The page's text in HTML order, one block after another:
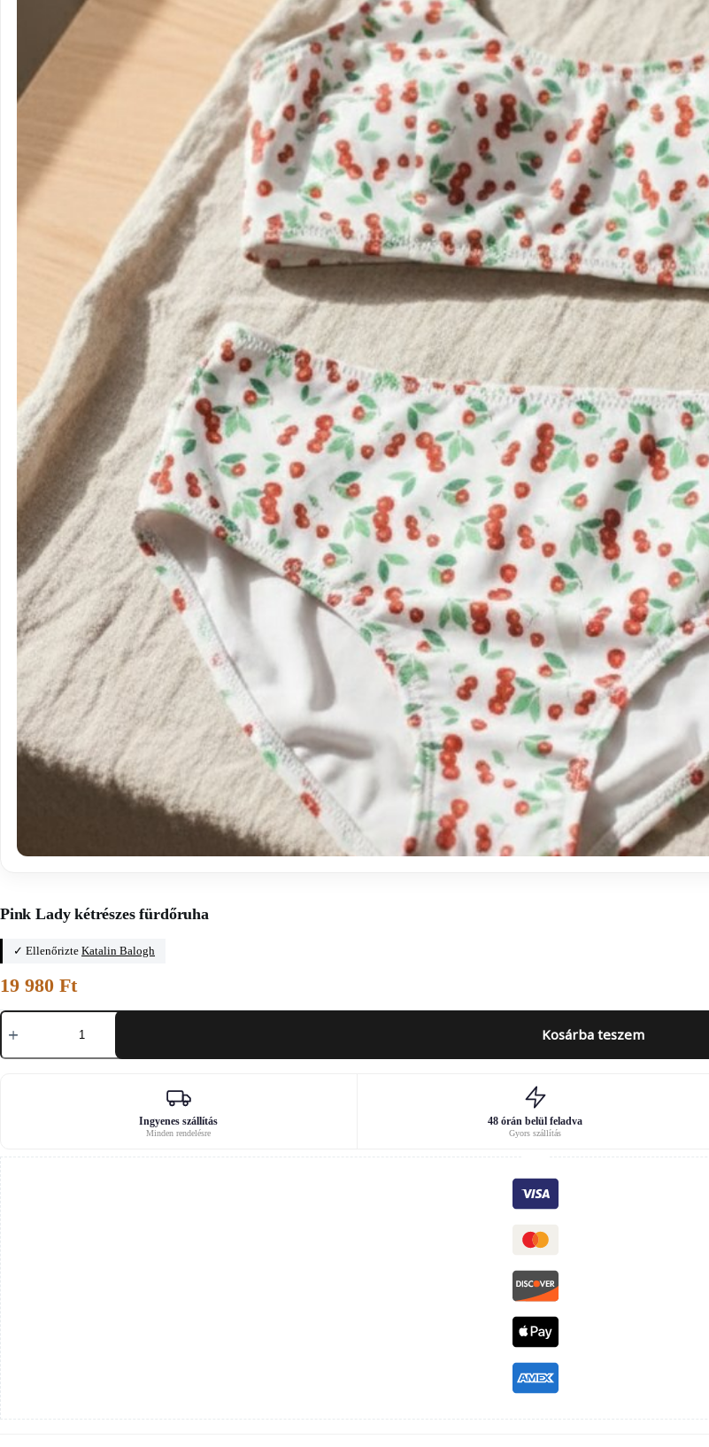
Pink Lady kétrészes fürdőruha
✓ Ellenőrizte Katalin Balogh
19 980 Ft
Pink
Lady
fürdőruha
Kosárba teszem
Ingyenes szállítás
Minden rendelésre
48 órán belül feladva
Gyors szállítás